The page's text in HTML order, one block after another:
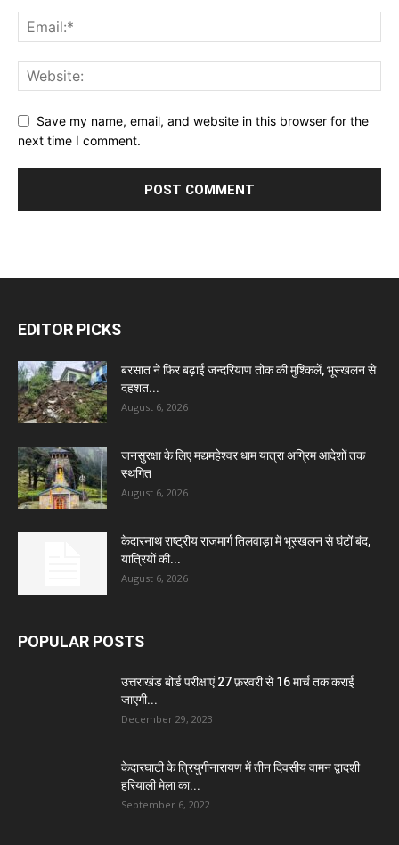
Save my name, email, and website in this browser for the
next time I comment.
EDITOR PICKS
बरसात ने फिर बढ़ाई जन्दरियाण तोक की मुश्किलें, भूस्खलन से
दहशत...
August 6, 2026
जनसुरक्षा के लिए मद्यमहेश्वर धाम यात्रा अग्रिम आदेशों तक
स्थगित
August 6, 2026
केदारनाथ राष्ट्रीय राजमार्ग तिलवाड़ा में भूस्खलन से घंटों बंद,
यात्रियों की...
August 6, 2026
POPULAR POSTS
उत्तराखंड बोर्ड परीक्षाएं 27 फ़रवरी से 16 मार्च तक कराई
जाएगी...
December 29, 2023
केदारघाटी के त्रियुगीनारायण में तीन दिवसीय वामन द्वादशी
हरियाली मेला का...
September 6, 2022